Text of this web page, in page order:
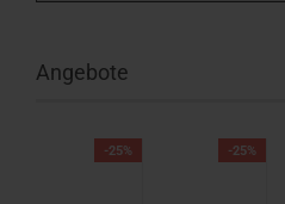
Angebote
-25% -25%